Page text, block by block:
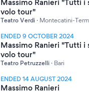
Massimo Ranieri "Tutti i
volo tour"
Teatro Verdi · Montecatini-
ENDED 9 OCTOBER 2024
Massimo Ranieri "Tutti i
volo tour"
Teatro Petruzzelli · Bari
ENDED 14 AUGUST 2024
Massimo Ranieri